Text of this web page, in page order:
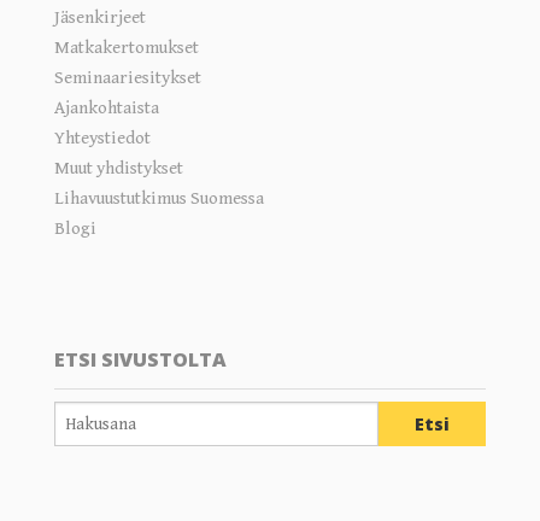
Jäsenkirjeet
Matkakertomukset
Seminaariesitykset
Ajankohtaista
Yhteystiedot
Muut yhdistykset
Lihavuustutkimus Suomessa
Blogi
ETSI SIVUSTOLTA